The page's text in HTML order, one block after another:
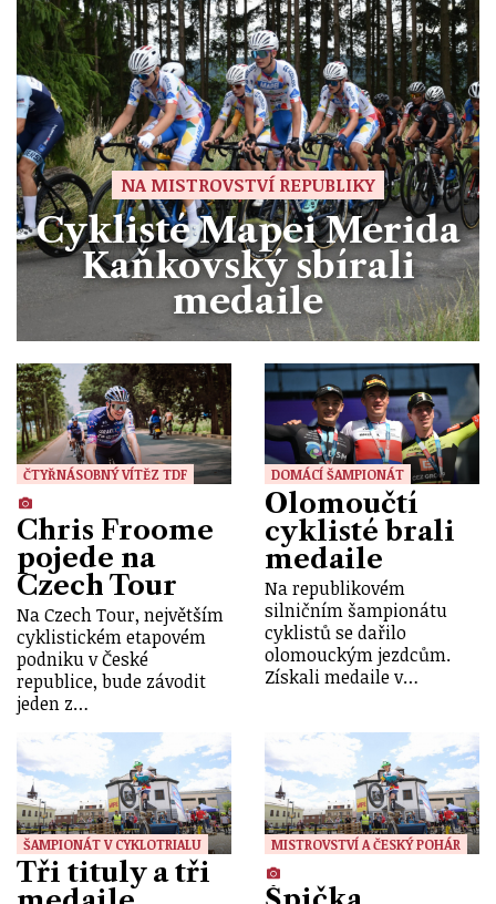
NA MISTROVSTVÍ REPUBLIKY
Cyklisté Mapei Merida
Kaňkovský sbírali
medaile
ČTYŘNÁSOBNÝ VÍTĚZ TDF
Chris Froome
pojede na
Czech Tour
Na Czech Tour, největším
cyklistickém etapovém
podniku v České
republice, bude závodit
jeden z…
DOMÁCÍ ŠAMPIONÁT
Olomoučtí
cyklisté brali
medaile
Na republikovém
silničním šampionátu
cyklistů se dařilo
olomouckým jezdcům.
Získali medaile v…
ŠAMPIONÁT V CYKLOTRIALU
Tři tituly a tři
MISTROVSTVÍ A ČESKÝ POHÁR